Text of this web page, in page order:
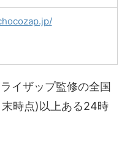
イザップ監修の全国
時点)以上ある24時